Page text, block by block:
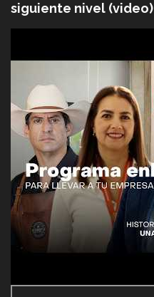
siguiente nivel (video)